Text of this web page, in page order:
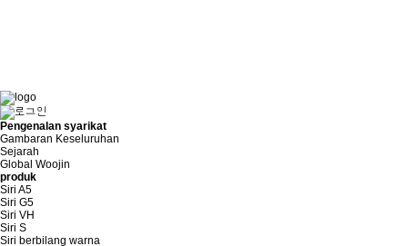
Pengenalan syarikat
Gambaran Keseluruhan
Sejarah
Global Woojin
produk
Siri A5
Siri G5
Siri VH
Siri S
Siri berbilang warna